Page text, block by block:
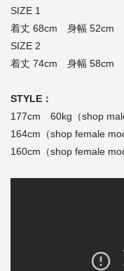
SIZE 1
着丈 68cm 身幅 52cm
SIZE 2
着丈 74cm 身幅 58cm
STYLE：
177cm 60kg（shop
164cm（shop female
160cm（shop female